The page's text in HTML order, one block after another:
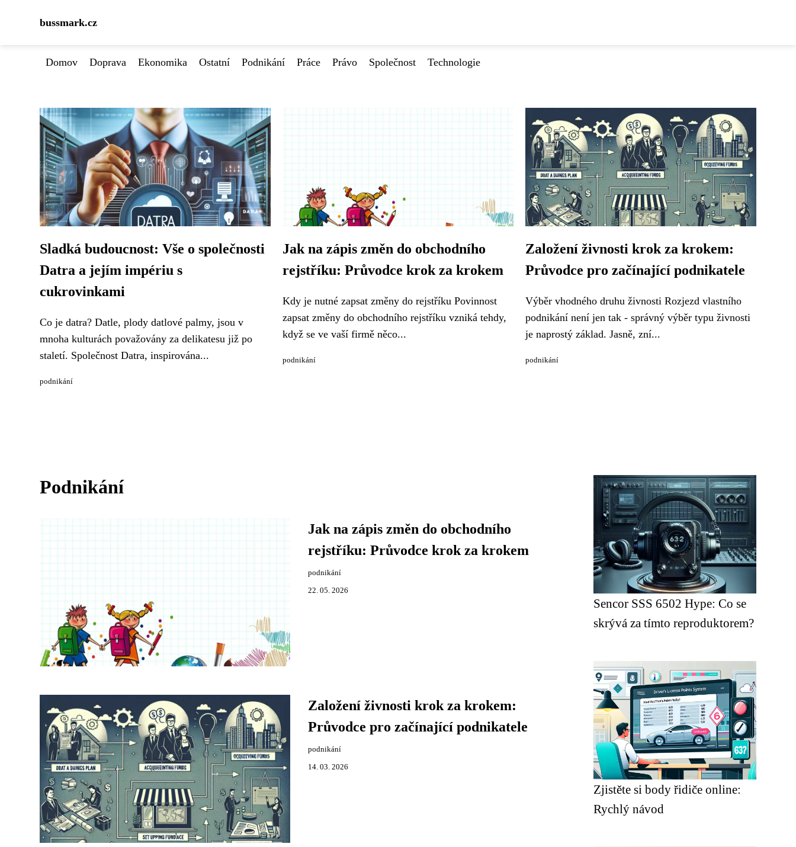
bussmark.cz
Domov Doprava Ekonomika Ostatní Podnikání Práce Právo Společnost Technologie
Sladká budoucnost: Vše o společnosti
Datra a jejím impériu s
cukrovinkami
Co je datra? Datle, plody datlové palmy, jsou v
mnoha kulturách považovány za delikatesu již po
staletí. Společnost Datra, inspirována...
podnikání
Jak na zápis změn do obchodního
rejstříku: Průvodce krok za krokem
Kdy je nutné zapsat změny do rejstříku Povinnost
zapsat změny do obchodního rejstříku vzniká tehdy,
když se ve vaší firmě něco...
podnikání
Založení živnosti krok za krokem:
Průvodce pro začínající podnikatele
Výběr vhodného druhu živnosti Rozjezd vlastního
podnikání není jen tak - správný výběr typu živnosti
je naprostý základ. Jasně, zní...
podnikání
Podnikání
Jak na zápis změn do obchodního
rejstříku: Průvodce krok za krokem
podnikání
22. 05. 2026
Založení živnosti krok za krokem:
Průvodce pro začínající podnikatele
podnikání
14. 03. 2026
Sencor SSS 6502 Hype: Co se
skrývá za tímto reproduktorem?
Zjistěte si body řidiče online:
Rychlý návod